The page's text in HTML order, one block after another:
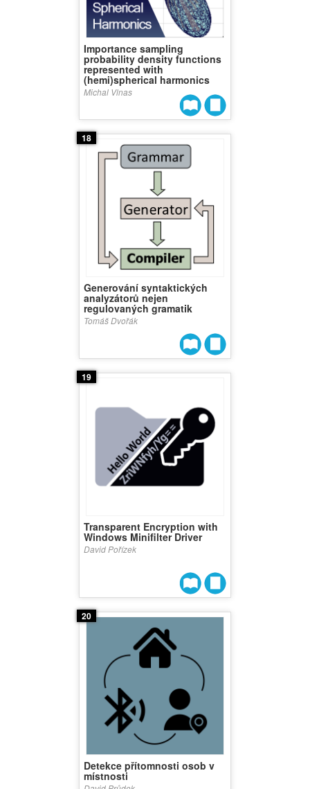
Importance sampling
probability density functions
represented with
(hemi)spherical harmonics
Michal Vlnas
18
Generování syntaktických
analyzátorů nejen
regulovaných gramatik
Tomáš Dvořák
19
Transparent Encryption with
Windows Minifilter Driver
David Pořízek
20
Detekce přítomnosti osob v
místnosti